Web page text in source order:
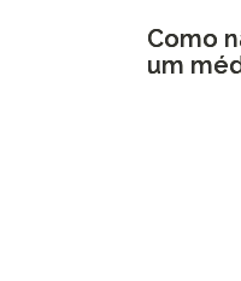
Como
um